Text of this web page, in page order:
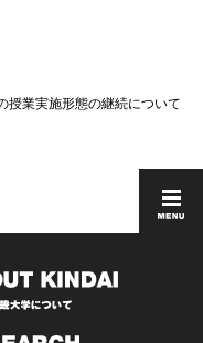
業実施形態の継続について